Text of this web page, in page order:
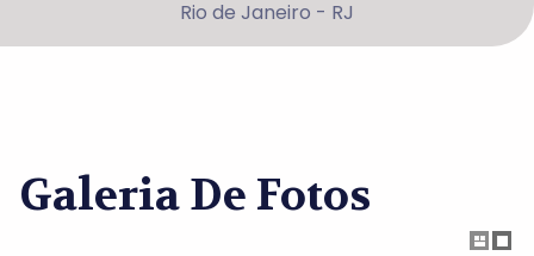
Rio de Janeiro - RJ
Galeria De Fotos